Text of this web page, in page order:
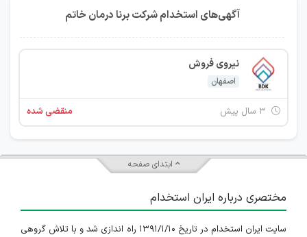
آگهی‌های استخدام شرکت برنا درمان خاتم
نیروی فروش
اصفهان
منقضی شده
ابتدای صفحه
مختصری درباره ایران استخدام
سایت ایران استخدام در تاریخ ۱۳۹۱/۱/۱۰ راه اندازی شد و با تلاش گروهی